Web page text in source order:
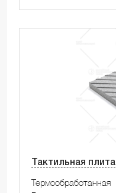
Тактильная плита
Термообработанная